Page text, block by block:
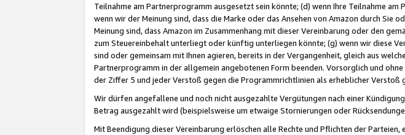
Teilnahme am Partnerprogramm ausgesetzt sein könnte; (d) wenn Ihre Teilnahme
wenn wir der Meinung sind, dass die Marke oder das Ansehen von Amazon durch
Meinung sind, dass Amazon im Zusammenhang mit dieser Vereinbarung oder den
zum Steuereinbehalt unterliegt oder künftig unterliegen könnte; (g) wenn wir diese
sind oder gemeinsam mit Ihnen agieren, bereits in der Vergangenheit, gleich aus
Partnerprogramm in der allgemein angebotenen Form beenden. Vorsorglich und
der Ziffer 5 und jeder Verstoß gegen die Programmrichtlinien als erheblicher Verstoß
Wir dürfen angefallene und noch nicht ausgezahlte Vergütungen nach einer
Betrag ausgezahlt wird (beispielsweise um etwaige Stornierungen oder
Mit Beendigung dieser Vereinbarung erlöschen alle Rechte und Pflichten der